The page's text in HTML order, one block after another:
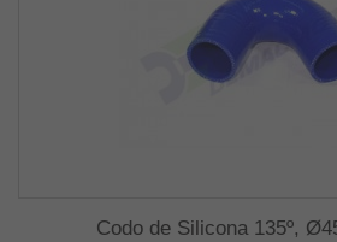
Codo de Silicona 135º,